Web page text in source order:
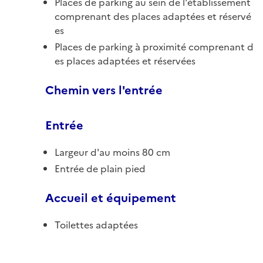
comprenant des places adaptées et réservé
es
Places de parking à proximité comprenant d
es places adaptées et réservées
Chemin vers l'entrée
Entrée
Largeur d'au moins 80 cm
Entrée de plain pied
Accueil et équipement
Toilettes adaptées